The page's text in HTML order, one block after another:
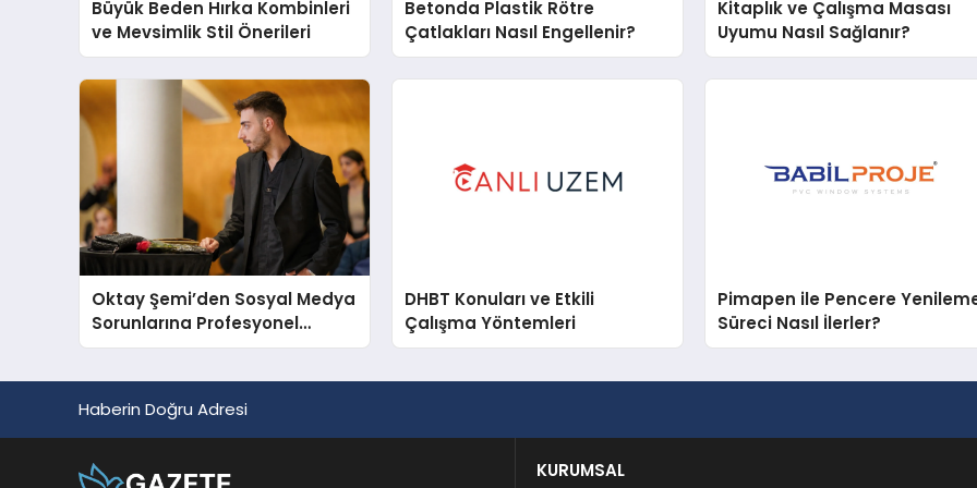
Büyük Beden Hırka Kombinleri
ve Mevsimlik Stil Önerileri
Betonda Plastik Rötre
Çatlakları Nasıl Engellenir?
Kitaplık ve Çalışma Masası
Uyumu Nasıl Sağlanır?
Oktay Şemi’den Sosyal Medya
Sorunlarına Profesyonel
Müdahale ve Hızlı Çözüm
DHBT Konuları ve Etkili
Çalışma Yöntemleri
Pimapen ile Pencere
Süreci Nasıl İlerler?
Haberin Doğru Adresi
KURUMSAL